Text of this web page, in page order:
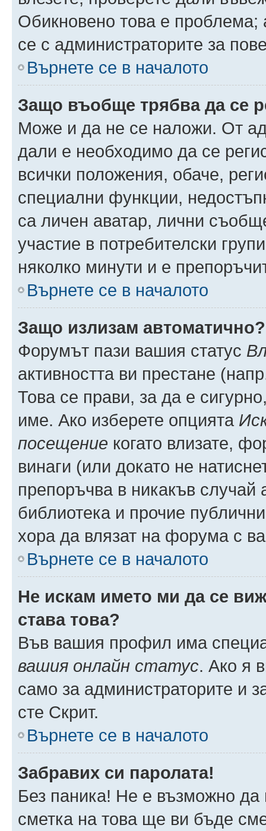
Обикновено това е проблема;
се с администраторите за
Върнете се в началото
Защо въобще трябва да се
Може и да не се наложи. От
дали е необходимо да се
всички положения, обаче,
специални функции,
са личен аватар, лични
участие в потребителски
няколко минути и е
Върнете се в началото
Защо излизам автоматично?
Форумът пази вашия статус
активността ви престане
Това се прави, за да е
име. Ако изберете опцията
посещение когато влизате,
винаги (или докато не
препоръчва в никакъв случай
библиотека и прочие
хора да влязат на форума с
Върнете се в началото
Не искам името ми да се
става това?
Във вашия профил има
вашия онлайн статус. Ако я
само за администраторите и
сте Скрит.
Върнете се в началото
Забравих си паролата!
Без паника! Не е възможно да
сметка на това ще ви бъде